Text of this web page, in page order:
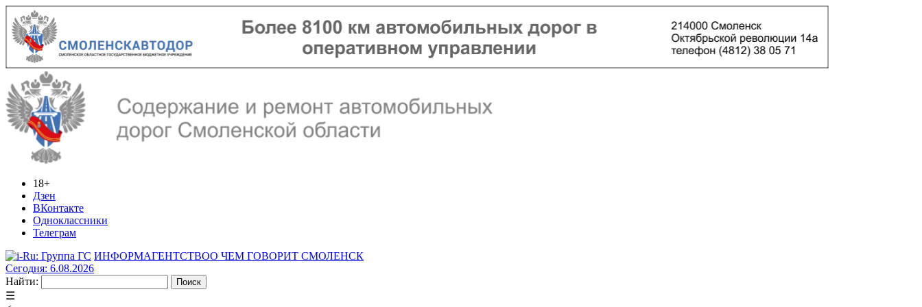
18+
Дзен
ВКонтакте
Одноклассники
Телеграм
ИНФОРМАГЕНТСТВОО ЧЕМ ГОВОРИТ СМОЛЕНСК
Сегодня: 6.08.2026
Найти:
☰